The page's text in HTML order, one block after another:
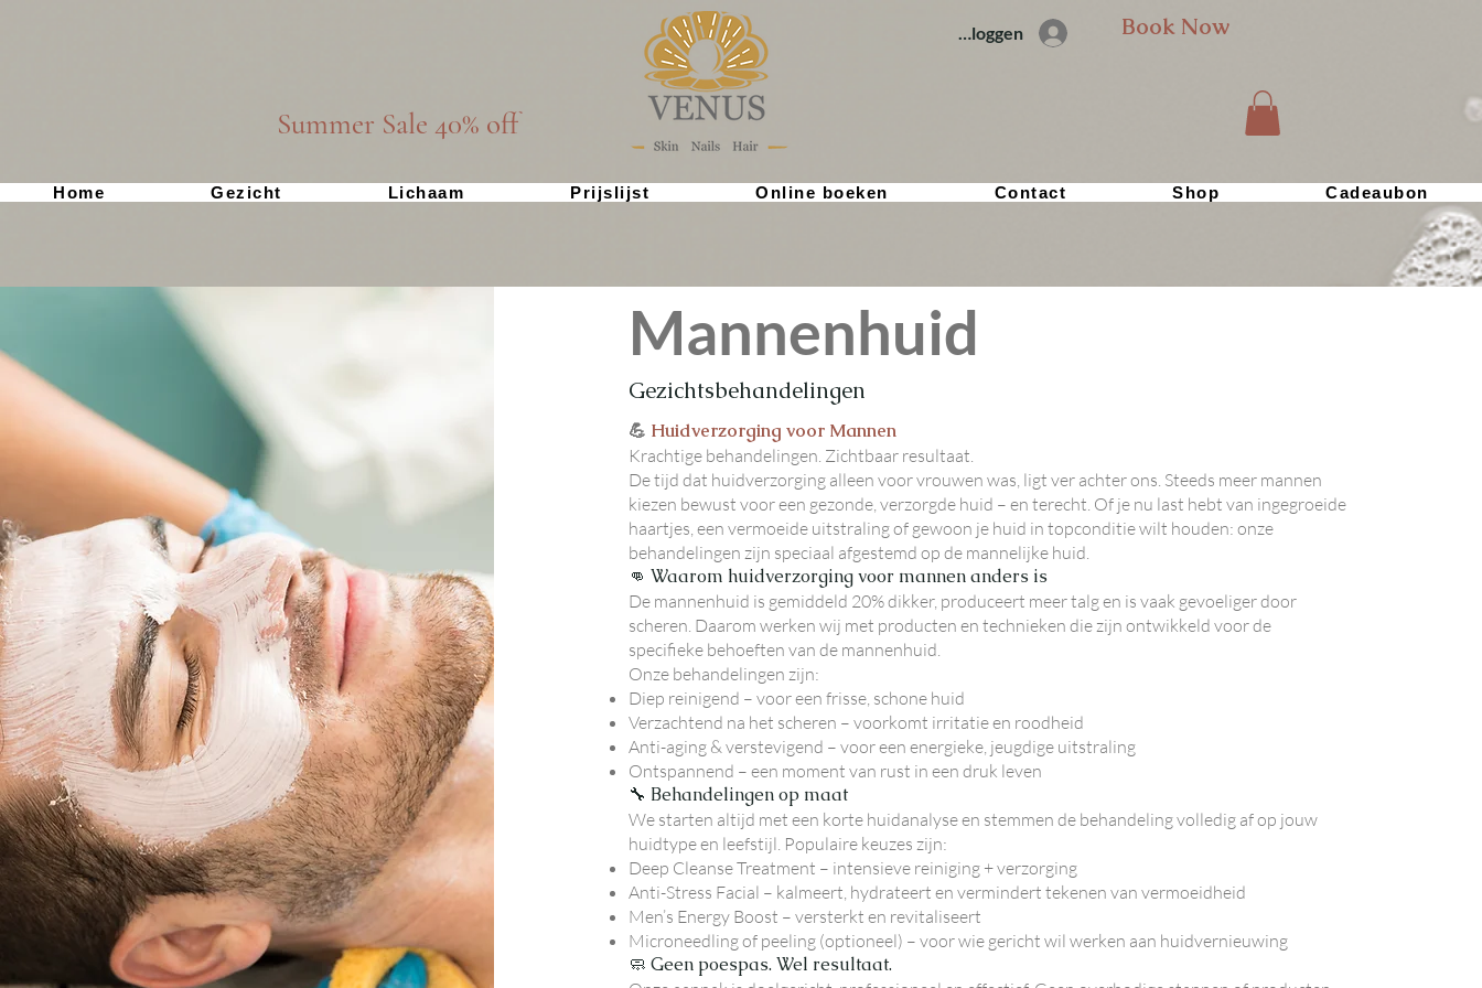
Summer Sale 40% off
Inloggen Book Now
Home Gezicht Lichaam Prijslijst Online boeken Contact Shop Cadeaubon
Mannenhuid
Gezichtsbehandelingen
💪 Huidverzorging voor Mannen
Krachtige behandelingen. Zichtbaar resultaat.
De tijd dat huidverzorging alleen voor vrouwen was, ligt ver achter ons. Steeds meer mannen
kiezen bewust voor een gezonde, verzorgde huid – en terecht. Of je nu last hebt van ingegroeide
haartjes, een vermoeide uitstraling of gewoon je huid in topconditie wilt houden: onze
behandelingen zijn speciaal afgestemd op de mannelijke huid.
👊 Waarom huidverzorging voor mannen anders is
De mannenhuid is gemiddeld 20% dikker, produceert meer talg en is vaak gevoeliger door
scheren. Daarom werken wij met producten en technieken die zijn ontwikkeld voor de
specifieke behoeften van de mannenhuid.
Onze behandelingen zijn:
Diep reinigend – voor een frisse, schone huid
Verzachtend na het scheren – voorkomt irritatie en roodheid
Anti-aging & verstevigend – voor een energieke, jeugdige uitstraling
Ontspannend – een moment van rust in een druk leven
🔧 Behandelingen op maat
We starten altijd met een korte huidanalyse en stemmen de behandeling volledig af op jouw
huidtype en leefstijl. Populaire keuzes zijn:
Deep Cleanse Treatment – intensieve reiniging + verzorging
Anti-Stress Facial – kalmeert, hydrateert en vermindert tekenen van vermoeidheid
Men’s Energy Boost – versterkt en revitaliseert
Microneedling of peeling (optioneel) – voor wie gericht wil werken aan huidvernieuwing
🧼 Geen poespas. Wel resultaat.